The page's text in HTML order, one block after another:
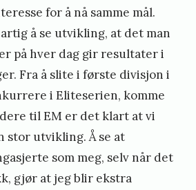
for å nå samme mål.
å se utvikling, at det man
på hver dag gir resultater i
Fra å slite i første divisjon i
i Eliteserien, komme
til EM er det klart at vi
stor utvikling. Å se at
som meg, selv når det
gjør at jeg blir ekstra